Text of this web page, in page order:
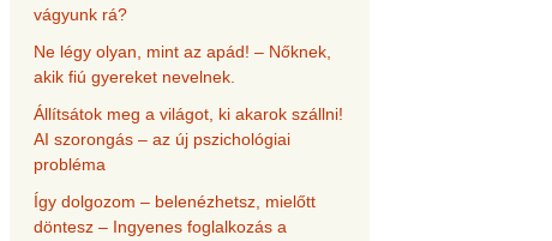
vágyunk rá?
Ne légy olyan, mint az apád! – Nőknek,
akik fiú gyereket nevelnek.
Állítsátok meg a világot, ki akarok szállni!
AI szorongás – az új pszichológiai
probléma
Így dolgozom – belenézhetsz, mielőtt
döntesz – Ingyenes foglalkozás a